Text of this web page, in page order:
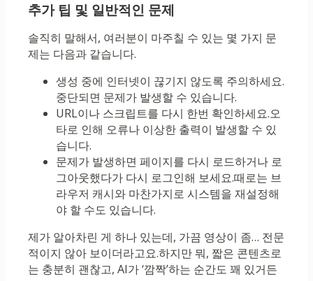
추가 팁 및 일반적인 문제
솔직히 말해서, 여러분이 마주칠 수 있는 몇 가지 문
제는 다음과 같습니다.
생성 중에 인터넷이 끊기지 않도록 주의하세요.
중단되면 문제가 발생할 수 있습니다.
URL이나 스크립트를 다시 한번 확인하세요.오
타로 인해 오류나 이상한 출력이 발생할 수 있
습니다.
문제가 발생하면 페이지를 다시 로드하거나 로
그아웃했다가 다시 로그인해 보세요.때로는 브
라우저 캐시와 마찬가지로 시스템을 재설정해
야 할 수도 있습니다.
제가 알아차린 게 하나 있는데, 가끔 영상이 좀… 전문
적이지 않아 보이더라고요.하지만 뭐, 짧은 콘텐츠로
는 충분히 괜찮고, AI가 ‘깜짝’하는 순간도 꽤 있거든